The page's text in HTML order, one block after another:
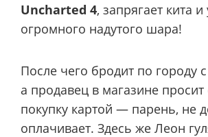
Uncharted 4, запрягает кита и
огромного надутого шара!
После чего бродит по городу
а продавец в магазине просит
покупку картой — парень, не
оплачивает. Здесь же Леон